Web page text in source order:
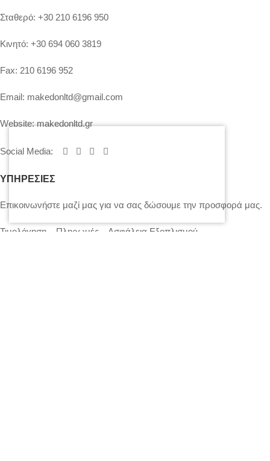
Σταθερό: +30 210 6196 950
Κινητό: +30 694 060 3819
Fax: 210 6196 952
Email: makedonltd@gmail.com
Website: makedonltd.gr
Social Media:
ΥΠΗΡΕΣΙΕΣ
Επικοινωνήστε μαζί μας για να σας δώσουμε την προσφορά μας.
Τιμολόγηση – Πληρωμές – Ασφάλεια Εξοπλισμού